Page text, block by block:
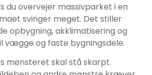
du overvejer massivparket i en
svinger meget. Det stiller
opbygning, akklimatisering og
vægge og faste bygningsdele.
mønsteret skal stå skarpt.